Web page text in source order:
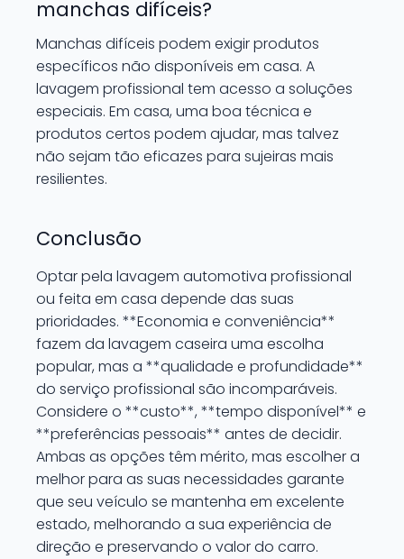
manchas difíceis?
Manchas difíceis podem exigir produtos
específicos não disponíveis em casa. A
lavagem profissional tem acesso a soluções
especiais. Em casa, uma boa técnica e
produtos certos podem ajudar, mas talvez
não sejam tão eficazes para sujeiras mais
resilientes.
Conclusão
Optar pela lavagem automotiva profissional
ou feita em casa depende das suas
prioridades. **Economia e conveniência**
fazem da lavagem caseira uma escolha
popular, mas a **qualidade e profundidade**
do serviço profissional são incomparáveis.
Considere o **custo**, **tempo disponível** e
**preferências pessoais** antes de decidir.
Ambas as opções têm mérito, mas escolher a
melhor para as suas necessidades garante
que seu veículo se mantenha em excelente
estado, melhorando a sua experiência de
direção e preservando o valor do carro.